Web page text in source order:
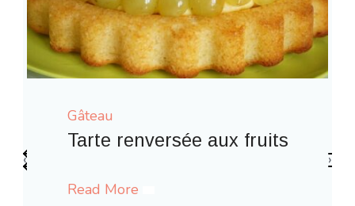
Gâteau
Gaufres comme à la fête
‹ ›